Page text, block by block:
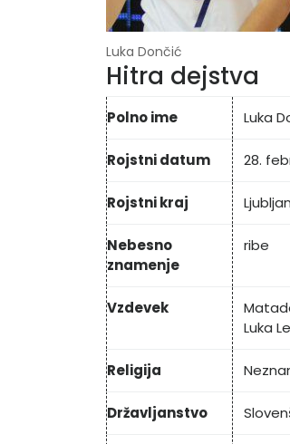
Luka Dončić
Hitra dejstva
Polno ime Luka
Rojstni datum 28.
Rojstni kraj
Nebesno
znamenje
ribe
Vzdevek
Luka
Religija
Državljanstvo